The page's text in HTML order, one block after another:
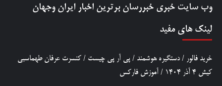
وب سایت خبری خبررسان برترین اخبار ایران وجهان
لینک های مفید
خرید فالور / دستگیره هوشمند / پی آر پی چیست / کنسرت عرفان طهماسبی
کیش 4 آذر 1404
/ آموزش فارکس